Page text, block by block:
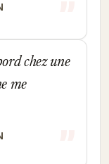
chez une
me